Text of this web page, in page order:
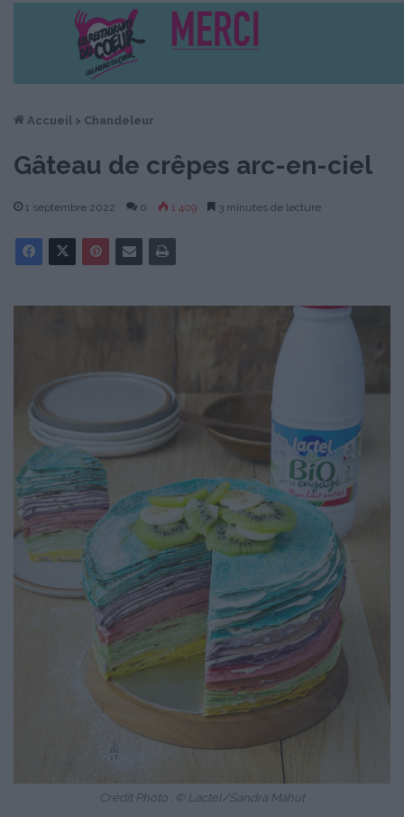
Accueil > Chandeleur
Gâteau de crêpes arc-en-ciel
1 septembre 2022 0 1 409 3 minutes de lecture
Crédit Photo : © Lactel/Sandra Mahut